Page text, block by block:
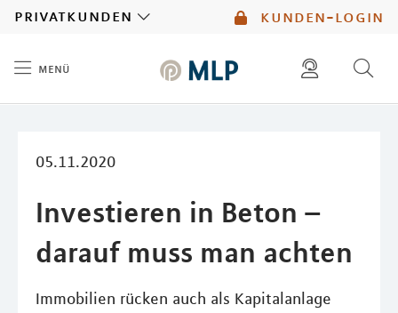
kunden-login
privatkunden
menü
05.11.2020
Investieren in Beton –
darauf muss man achten
Immobilien rücken auch als Kapitalanlage